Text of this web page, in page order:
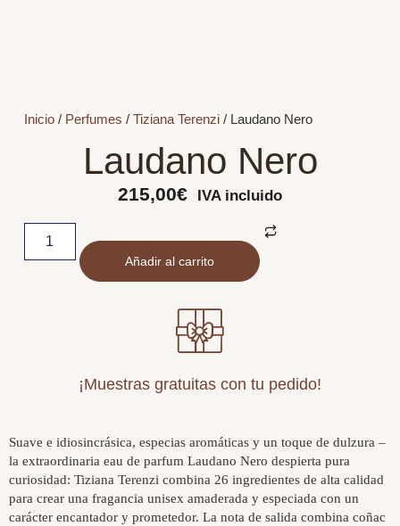
Inicio/ Perfumes / Tiziana Terenzi/ Laudano Nero
Laudano Nero
215,00€ IVA incluido
Añadir al carrito
¡Muestras gratuitas con tu pedido!
Suave e idiosincrásica, especias aromáticas y un toque de dulzura –
la extraordinaria eau de parfum Laudano Nero despierta pura
curiosidad: Tiziana Terenzi combina 26 ingredientes de alta calidad
para crear una fragancia unisex amaderada y especiada con un
carácter encantador y prometedor. La nota de salida combina coñac